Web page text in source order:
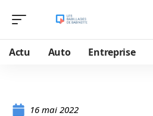
Actu Auto Entreprise
16 mai 2022